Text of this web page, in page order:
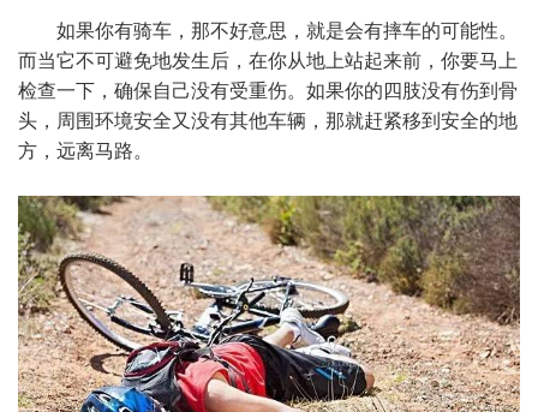
如果你有骑车，那不好意思，就是会有摔车的可能性。
而当它不可避免地发生后，在你从地上站起来前，你要马上
检查一下，确保自己没有受重伤。如果你的四肢没有伤到骨
头，周围环境安全又没有其他车辆，那就赶紧移到安全的地
方，远离马路。